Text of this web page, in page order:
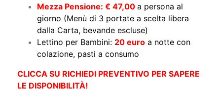
Mezza Pensione: € 47,00 a persona al
giorno (Menù di 3 portate a scelta libera
dalla Carta, bevande escluse)
Lettino per Bambini: 20 euro a notte con
colazione, pasti a consumo
CLICCA SU RICHIEDI PREVENTIVO PER SAPERE
LE DISPONIBILITÀ!